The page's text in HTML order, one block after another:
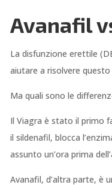
Avanafil
La disfunzione erettile
aiutare a risolvere
Ma quali sono le
Il Viagra è stato il primo
il sildenafil, blocca
assunto un’ora prima
Avanafil, d’altra parte, è